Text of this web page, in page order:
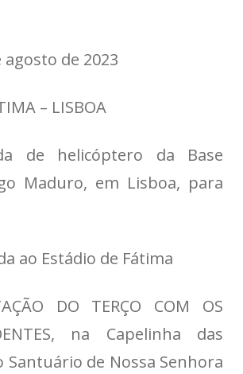
agosto de 2023
– LISBOA
de helicóptero da Base
Maduro, em Lisboa, para
ao Estádio de Fátima
DO TERÇO COM OS
na Capelinha das
Santuário de Nossa Senhora